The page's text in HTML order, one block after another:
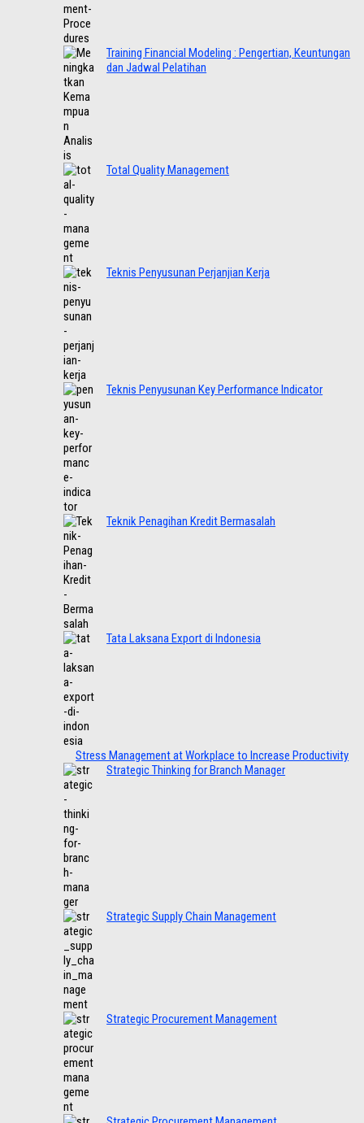
Training Financial Modeling : Pengertian, Keuntungan
dan Jadwal Pelatihan
Total Quality Management
Teknis Penyusunan Perjanjian Kerja
Teknis Penyusunan Key Performance Indicator
Teknik Penagihan Kredit Bermasalah
Tata Laksana Export di Indonesia
Stress Management at Workplace to Increase Productivity
Strategic Thinking for Branch Manager
Strategic Supply Chain Management
Strategic Procurement Management